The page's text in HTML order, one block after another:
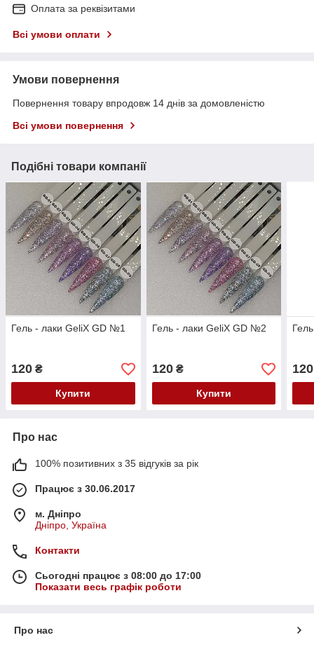
Оплата за реквізитами
Всі умови оплати
Умови повернення
Повернення товару впродовж 14 днів за домовленістю
Всі умови повернення
Подібні товари компанії
Гель - лаки GeliX GD №1
120 ₴
Купити
Гель - лаки GeliX GD №2
120₴
Купити
120
Про нас
100% позитивних з 35 відгуків за рік
Працює з 30.06.2017
м. Дніпро
Дніпро, Україна
Контакти
Сьогодні працює з 08:00 до 17:00
Показати весь графік роботи
Про нас